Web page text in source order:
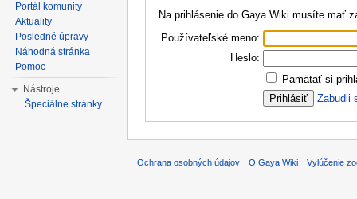
Na prihlásenie do Gaya Wiki musíte mať
Používateľské meno:
Heslo:
Pamätať si
Zabudli
Portál komunity
Aktuality
Posledné úpravy
Náhodná stránka
Pomoc
Nástroje
Špeciálne stránky
Ochrana osobných údajov O Gaya Wiki Vylúčenie